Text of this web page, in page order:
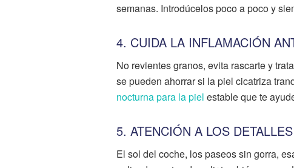
semanas. Introdúcelos poco a poco y
4. CUIDA LA INFLAMACIÓN
No revientes granos, evita rascarte y
se pueden ahorrar si la piel cicatriza
nocturna para la piel estable que te
5. ATENCIÓN A LOS
El sol del coche, los paseos sin gorra,